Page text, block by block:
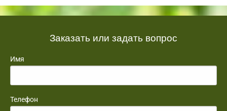
Заказать или задать вопрос
Имя
Телефон